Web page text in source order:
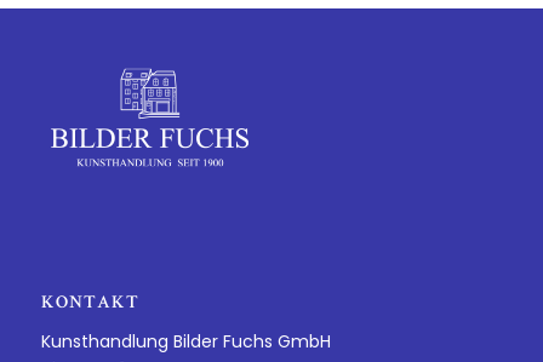
KONTAKT
Kunsthandlung Bilder Fuchs GmbH